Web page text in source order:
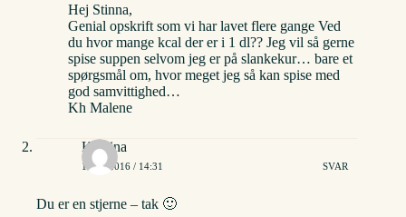
Hej Stinna,
Genial opskrift som vi har lavet flere gange Ved
du hvor mange kcal der er i 1 dl?? Jeg vil så gerne
spise suppen selvom jeg er på slankekur… bare et
spørgsmål om, hvor meget jeg så kan spise med
god samvittighed…
Kh Malene
Kristina
18/01/2016 / 14:31 SVAR
Du er en stjerne – tak 🙂